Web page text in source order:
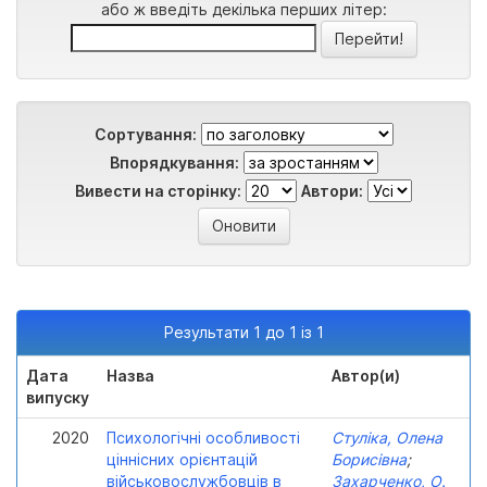
або ж введіть декілька перших літер:
Сортування:
Впорядкування:
Вивести на сторінку:
Автори:
Результати 1 до 1 із 1
Дата
випуску
Назва Автор(и)
2020
Психологічні особливості
ціннісних орієнтацій
військовослужбовців в
Стуліка, Олена
Борисівна;
Захарченко, О.